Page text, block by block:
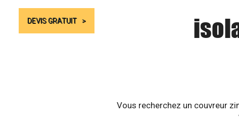
DEVIS GRATUIT
Vous recherchez un couvreur